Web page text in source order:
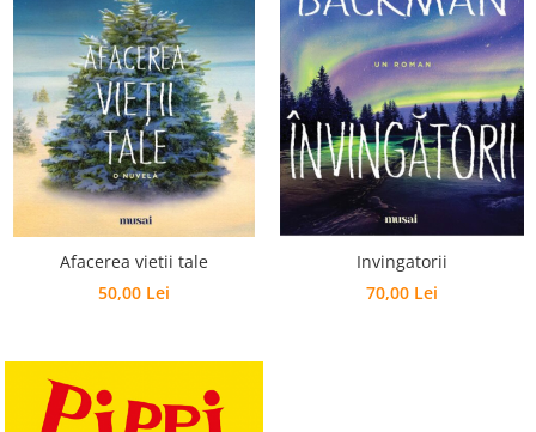
Afacerea vietii tale
50,00 Lei
Invingatorii
70,00 Lei